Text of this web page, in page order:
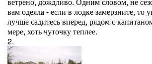
вам одеяла - если в лодке замерзните, то
лучше садитесь вперед, рядом с
мере, хоть чуточку теплее.
2.